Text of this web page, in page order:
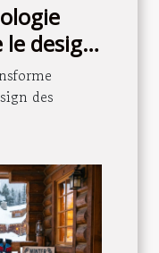
design
?
des